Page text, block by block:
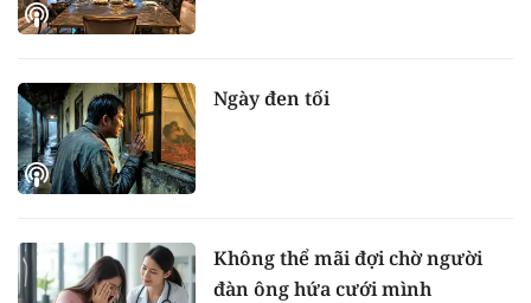
Ngày đen tối
Không thể mãi đợi chờ người
đàn ông hứa cưới mình